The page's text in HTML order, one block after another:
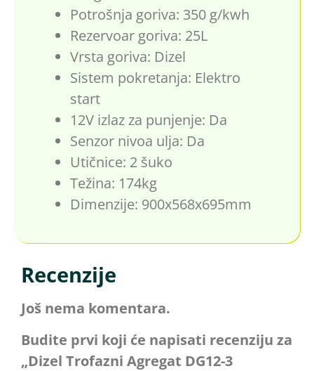
Potrošnja goriva: 350 g/kwh
Rezervoar goriva: 25L
Vrsta goriva: Dizel
Sistem pokretanja: Elektro
start
12V izlaz za punjenje: Da
Senzor nivoa ulja: Da
Utičnice: 2 šuko
Težina: 174kg
Dimenzije: 900x568x695mm
Recenzije
Još nema komentara.
Budite prvi koji će napisati recenziju za
„Dizel Trofazni Agregat DG12-3